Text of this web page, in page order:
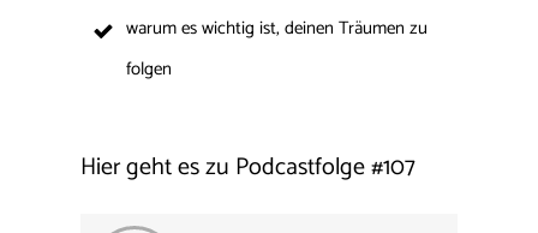
warum es wichtig ist, deinen Träumen zu
folgen
Hier geht es zu Podcastfolge#107